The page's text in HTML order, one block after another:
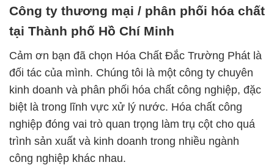
Công ty thương mại / phân phối hóa chất
tại Thành phố Hồ Chí Minh
Cảm ơn bạn đã chọn Hóa Chất Đắc Trường Phát là
đối tác của mình. Chúng tôi là một công ty chuyên
kinh doanh và phân phối hóa chất công nghiệp, đặc
biệt là trong lĩnh vực xử lý nước. Hóa chất công
nghiệp đóng vai trò quan trọng làm trụ cột cho quá
trình sản xuất và kinh doanh trong nhiều ngành
công nghiệp khác nhau.